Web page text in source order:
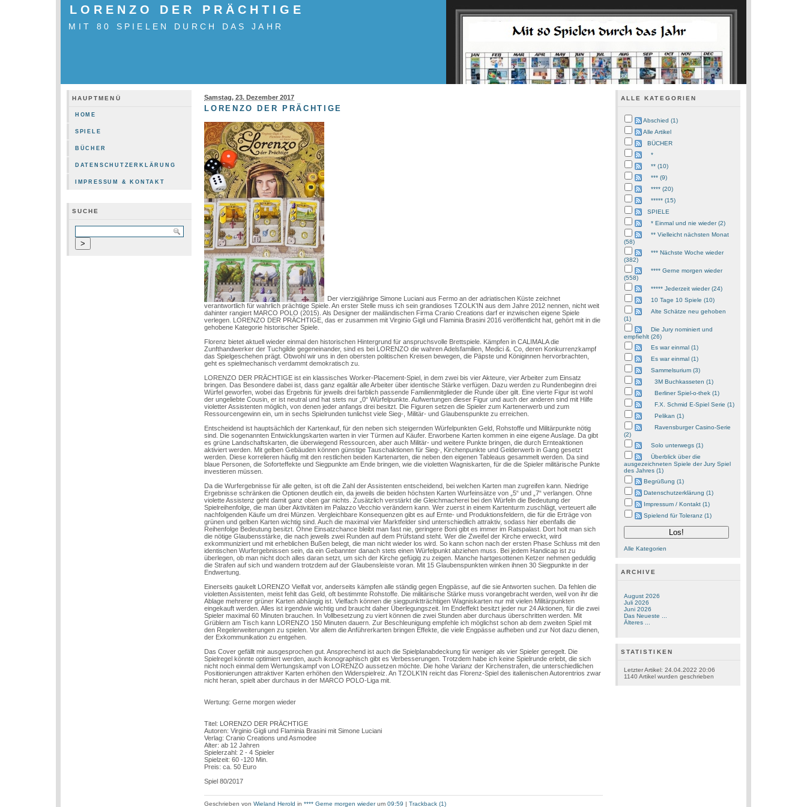
LORENZO DER PRÄCHTIGE
MIT 80 SPIELEN DURCH DAS JAHR
HAUPTMENÜ
HOME
SPIELE
BÜCHER
DATENSCHUTZERKLÄRUNG
IMPRESSUM & KONTAKT
SUCHE
Samstag, 23. Dezember 2017
LORENZO DER PRÄCHTIGE
Der vierzigjährige Simone Luciani aus Fermo an der adriatischen Küste zeichnet
verantwortlich für wahrlich prächtige Spiele. An erster Stelle muss ich sein grandioses TZOLK’IN aus dem Jahre 2012 nennen, nicht weit
dahinter rangiert MARCO POLO (2015). Als Designer der mailändischen Firma Cranio Creations darf er inzwischen eigene Spiele
verlegen. LORENZO DER PRÄCHTIGE, das er zusammen mit Virginio Gigli und Flaminia Brasini 2016 veröffentlicht hat, gehört mit in die
gehobene Kategorie historischer Spiele.
Florenz bietet aktuell wieder einmal den historischen Hintergrund für anspruchsvolle Brettspiele. Kämpfen in CALIMALA die
Zunfthandwerker der Tuchgilde gegeneinander, sind es bei LORENZO die wahren Adelsfamilien, Medici &. Co, deren Konkurrenzkampf
das Spielgeschehen prägt. Obwohl wir uns in den obersten politischen Kreisen bewegen, die Päpste und Königinnen hervorbrachten,
geht es spielmechanisch verdammt demokratisch zu.
LORENZO DER PRÄCHTIGE ist ein klassisches Worker-Placement-Spiel, in dem zwei bis vier Akteure, vier Arbeiter zum Einsatz
bringen. Das Besondere dabei ist, dass ganz egalitär alle Arbeiter über identische Stärke verfügen. Dazu werden zu Rundenbeginn drei
Würfel geworfen, wobei das Ergebnis für jeweils drei farblich passende Familienmitglieder die Runde über gilt. Eine vierte Figur ist wohl
der ungeliebte Cousin, er ist neutral und hat stets nur „0“ Würfelpunkte. Aufwertungen dieser Figur und auch der anderen sind mit Hilfe
violetter Assistenten möglich, von denen jeder anfangs drei besitzt. Die Figuren setzen die Spieler zum Kartenerwerb und zum
Ressourcengewinn ein, um in sechs Spielrunden tunlichst viele Sieg-, Militär- und Glaubenspunkte zu erreichen.
Entscheidend ist hauptsächlich der Kartenkauf, für den neben sich steigernden Würfelpunkten Geld, Rohstoffe und Militärpunkte nötig
sind. Die sogenannten Entwicklungskarten warten in vier Türmen auf Käufer. Erworbene Karten kommen in eine eigene Auslage. Da gibt
es grüne Landschaftskarten, die überwiegend Ressourcen, aber auch Militär- und weitere Punkte bringen, die durch Ernteaktionen
aktiviert werden. Mit gelben Gebäuden können günstige Tauschaktionen für Sieg-, Kirchenpunkte und Gelderwerb in Gang gesetzt
werden. Diese korrelieren häufig mit den restlichen beiden Kartenarten, die neben den eigenen Tableaus gesammelt werden. Da sind
blaue Personen, die Soforteffekte und Siegpunkte am Ende bringen, wie die violetten Wagniskarten, für die die Spieler militärische Punkte
investieren müssen.
Da die Wurfergebnisse für alle gelten, ist oft die Zahl der Assistenten entscheidend, bei welchen Karten man zugreifen kann. Niedrige
Ergebnisse schränken die Optionen deutlich ein, da jeweils die beiden höchsten Karten Wurfeinsätze von „5“ und „7“ verlangen. Ohne
violette Assistenz geht damit ganz oben gar nichts. Zusätzlich verstärkt die Gleichmacherei bei den Würfeln die Bedeutung der
Spielreihenfolge, die man über Aktivitäten im Palazzo Vecchio verändern kann. Wer zuerst in einem Kartenturm zuschlägt, verteuert alle
nachfolgenden Käufe um drei Münzen. Vergleichbare Konsequenzen gibt es auf Ernte- und Produktionsfeldern, die für die Erträge von
grünen und gelben Karten wichtig sind. Auch die maximal vier Marktfelder sind unterschiedlich attraktiv, sodass hier ebenfalls die
Reihenfolge Bedeutung besitzt. Ohne Einsatzchance bleibt man fast nie, geringere Boni gibt es immer im Ratspalast. Dort holt man sich
die nötige Glaubensstärke, die nach jeweils zwei Runden auf dem Prüfstand steht. Wer die Zweifel der Kirche erweckt, wird
exkommuniziert und mit erheblichen Bußen belegt, die man nicht wieder los wird. So kann schon nach der ersten Phase Schluss mit den
identischen Wurfergebnissen sein, da ein Gebannter danach stets einen Würfelpunkt abziehen muss. Bei jedem Handicap ist zu
überlegen, ob man nicht doch alles daran setzt, um sich der Kirche gefügig zu zeigen. Manche hartgesottenen Ketzer nehmen geduldig
die Strafen auf sich und wandern trotzdem auf der Glaubensleiste voran. Mit 15 Glaubenspunkten winken ihnen 30 Siegpunkte in der
Endwertung.
Einerseits gaukelt LORENZO Vielfalt vor, anderseits kämpfen alle ständig gegen Engpässe, auf die sie Antworten suchen. Da fehlen die
violetten Assistenten, meist fehlt das Geld, oft bestimmte Rohstoffe. Die militärische Stärke muss vorangebracht werden, weil von ihr die
Ablage mehrerer grüner Karten abhängig ist. Vielfach können die siegpunktträchtigen Wagniskarten nur mit vielen Militärpunkten
eingekauft werden. Alles ist irgendwie wichtig und braucht daher Überlegungszeit. Im Endeffekt besitzt jeder nur 24 Aktionen, für die zwei
Spieler maximal 60 Minuten brauchen. In Vollbesetzung zu viert können die zwei Stunden aber durchaus überschritten werden. Mit
Grüblern am Tisch kann LORENZO 150 Minuten dauern. Zur Beschleunigung empfehle ich möglichst schon ab dem zweiten Spiel mit
den Regelerweiterungen zu spielen. Vor allem die Anführerkarten bringen Effekte, die viele Engpässe aufheben und zur Not dazu dienen,
der Exkommunikation zu entgehen.
Das Cover gefällt mir ausgesprochen gut. Ansprechend ist auch die Spielplanabdeckung für weniger als vier Spieler geregelt. Die
Spielregel könnte optimiert werden, auch ikonographisch gibt es Verbesserungen. Trotzdem habe ich keine Spielrunde erlebt, die sich
nicht noch einmal dem Wertungskampf von LORENZO aussetzen möchte. Die hohe Varianz der Kirchenstrafen, die unterschiedlichen
Positionierungen attraktiver Karten erhöhen den Widerspielreiz. An TZOLK’IN reicht das Florenz-Spiel des italienischen Autorentrios zwar
nicht heran, spielt aber durchaus in der MARCO POLO-Liga mit.
Wertung: Gerne morgen wieder
Titel: LORENZO DER PRÄCHTIGE
Autoren: Virginio Gigli und Flaminia Brasini mit Simone Luciani
Verlag: Cranio Creations und Asmodee
Alter: ab 12 Jahren
Spielerzahl: 2 - 4 Spieler
Spielzeit: 60 -120 Min.
Preis: ca. 50 Euro
Spiel 80/2017
Geschrieben vonWieland Herold in**** Gerne morgen wiederum09:59 |Trackback (1)
ALLE KATEGORIEN
Abschied (1)
Alle Artikel
BÜCHER
*
** (10)
*** (9)
**** (20)
***** (15)
SPIELE
* Einmal und nie wieder (2)
** Vielleicht nächsten Monat
(58)
*** Nächste Woche wieder
(382)
**** Gerne morgen wieder
(558)
***** Jederzeit wieder (24)
10 Tage 10 Spiele (10)
Alte Schätze neu gehoben
(1)
Die Jury nominiert und
empfiehlt (26)
Es war einmal (1)
Es war einmal (1)
Sammelsurium (3)
3M Buchkasseten (1)
Berliner Spiel-o-thek (1)
F.X. Schmid E-Spiel Serie (1)
Pelikan (1)
Ravensburger Casino-Serie
(2)
Solo unterwegs (1)
Überblick über die
ausgezeichneten Spiele der Jury Spiel
des Jahres (1)
Begrüßung (1)
Datenschutzerklärung (1)
Impressum / Kontakt (1)
Spielend für Toleranz (1)
Alle Kategorien
ARCHIVE
August 2026
Juli 2026
Juni 2026
Das Neueste ...
Älteres ...
STATISTIKEN
Letzter Artikel: 24.04.2022 20:06
1140Artikel wurden geschrieben